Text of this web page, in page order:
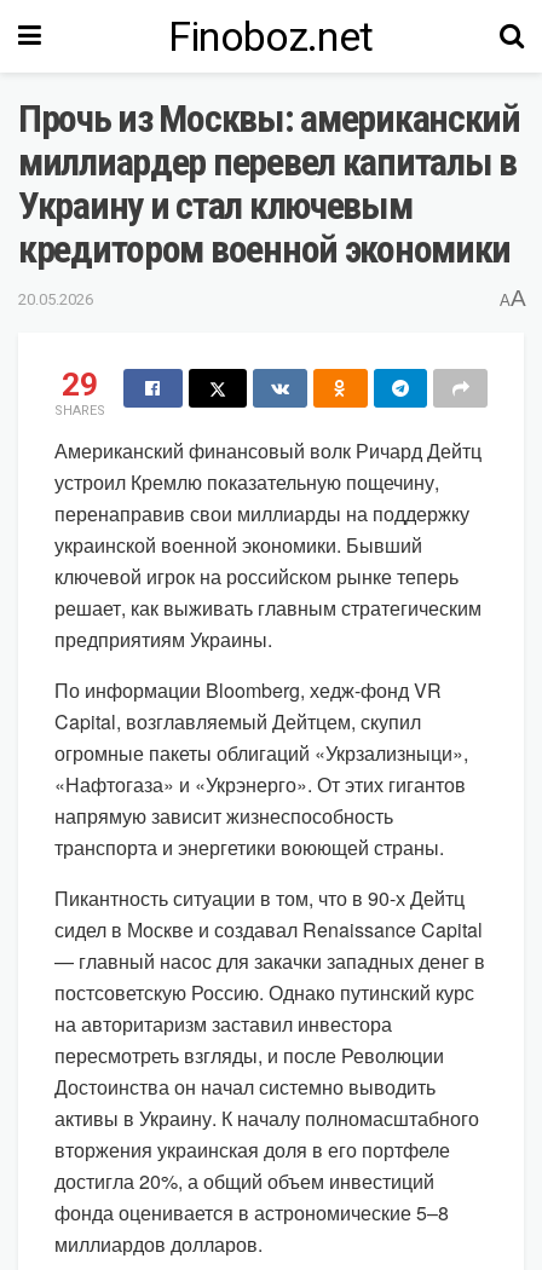
Finoboz.net
Прочь из Москвы: американский
миллиардер перевел капиталы в
Украину и стал ключевым
кредитором военной экономики
20.05.2026 AA
29
SHARES
Американский финансовый волк Ричард Дейтц
устроил Кремлю показательную пощечину,
перенаправив свои миллиарды на поддержку
украинской военной экономики. Бывший
ключевой игрок на российском рынке теперь
решает, как выживать главным стратегическим
предприятиям Украины.
По информации Bloomberg, хедж-фонд VR
Capital, возглавляемый Дейтцем, скупил
огромные пакеты облигаций «Укрзализныци»,
«Нафтогаза» и «Укрэнерго». От этих гигантов
напрямую зависит жизнеспособность
транспорта и энергетики воюющей страны.
Пикантность ситуации в том, что в 90-х Дейтц
сидел в Москве и создавал Renaissance Capital
— главный насос для закачки западных денег в
постсоветскую Россию. Однако путинский курс
на авторитаризм заставил инвестора
пересмотреть взгляды, и после Революции
Достоинства он начал системно выводить
активы в Украину. К началу полномасштабного
вторжения украинская доля в его портфеле
достигла 20%, а общий объем инвестиций
фонда оценивается в астрономические 5–8
миллиардов долларов.